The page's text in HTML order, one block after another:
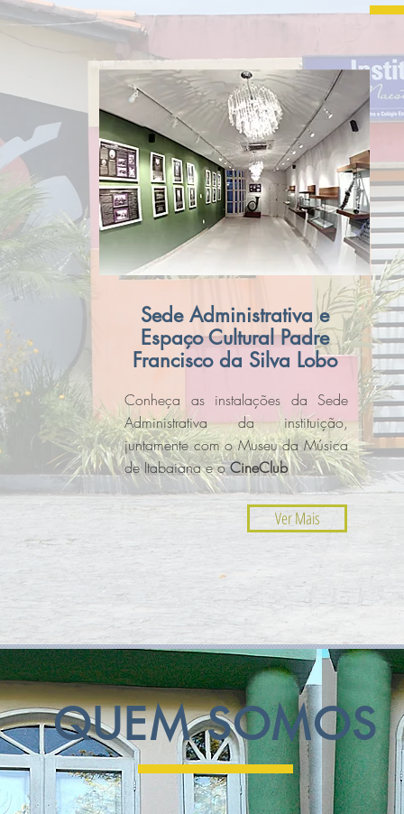
Sede Administrativa e
Espaço Cultural Padre
Francisco da Silva Lobo
Conheça as instalações da Sede
Administrativa da instituição,
juntamente com o Museu da Música
de Itabaiana e oCineClub
Ver Mais
QUEM SOMOS